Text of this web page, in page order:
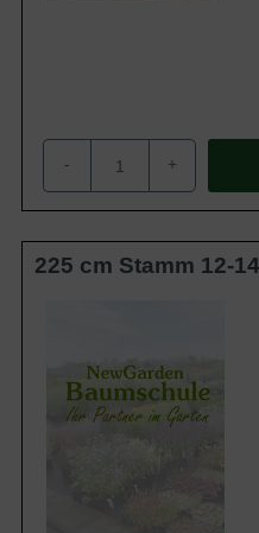
- +
225 cm Stamm 12-